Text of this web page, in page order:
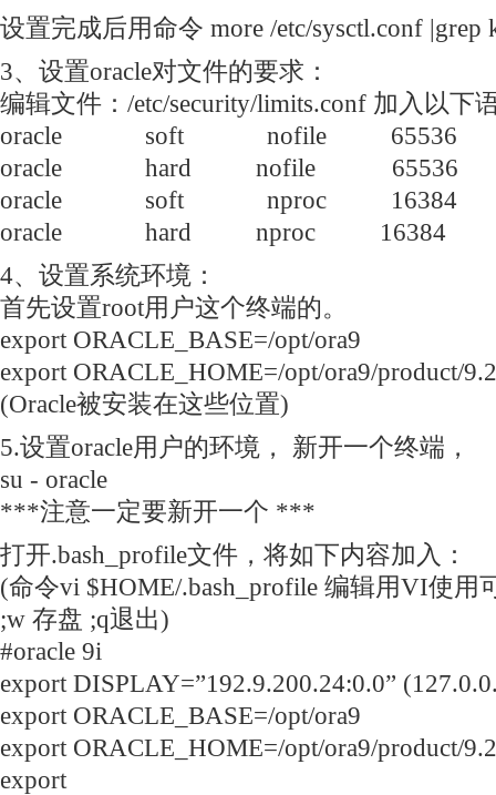
设置完成后用命令 more /etc/sysctl.conf |grep
3、设置oracle对文件的要求：
编辑文件：/etc/security/limits.conf 加入以下
oracle soft nofile 65536
oracle hard nofile 65536
oracle soft nproc 16384
oracle hard nproc 16384
4、设置系统环境：
首先设置root用户这个终端的。
export ORACLE_BASE=/opt/ora9
export ORACLE_HOME=/opt/ora9/product/9.2
(Oracle被安装在这些位置)
5.设置oracle用户的环境， 新开一个终端，
su - oracle
***注意一定要新开一个 ***
打开.bash_profile文件，将如下内容加入：
(命令vi $HOME/.bash_profile 编辑用VI使用
;w 存盘 ;q退出)
#oracle 9i
export DISPLAY=”192.9.200.24:0.0”
export ORACLE_BASE=/opt/ora9
export ORACLE_HOME=/opt/ora9/product/9.2
export